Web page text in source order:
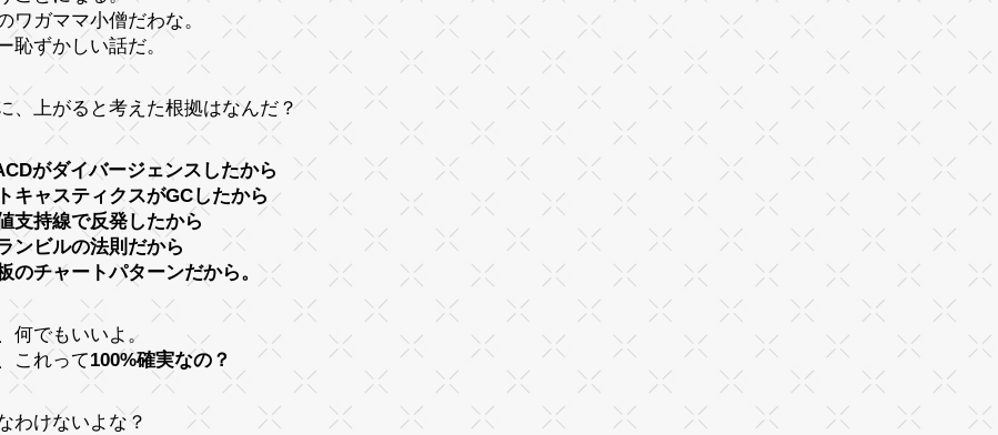
ワガママ小僧だわな。
恥ずかしい話だ。
、上がると考えた根拠はなんだ？
がダイバージェンスしたから
キャスティクスがGCしたから
支持線で反発したから
ンビルの法則だから
のチャートパターンだから。
何でもいいよ。
これって100%確実なの？
わけないよな？